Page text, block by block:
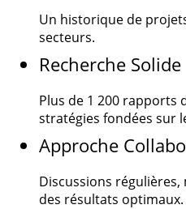
Un historique de
secteurs.
Recherche Solide
Plus de 1 200 rapports
stratégies fondées sur
Approche
Discussions
des résultats optimaux.